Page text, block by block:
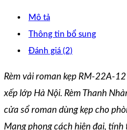
Mô tả
Thông tin bổ sung
Đánh giá (2)
Rèm vải roman kẹp RM-22A-
xếp lớp Hà Nội. Rèm Thanh
cửa sổ roman dùng kẹp cho
Mang phong cách hiện đại, tính